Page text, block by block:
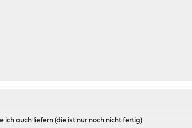
ich auch liefern (die ist nur noch nicht fertig)